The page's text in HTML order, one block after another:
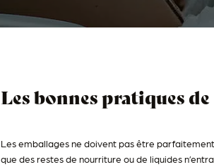
Les bonnes pratiques
Les emballages ne doivent pas être
que des restes de nourriture ou de liquides